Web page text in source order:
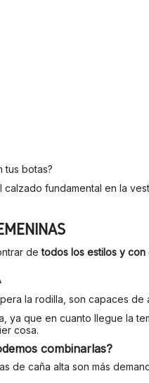
tus botas?
calzado fundamental en la
detodos los estilos y
la rodilla, son capaces
ya que en cuanto llegue la
cosa.
combinarlas?
de caña alta son más